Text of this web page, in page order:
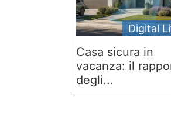
Digital
Casa sicura in
vacanza: il
degli...